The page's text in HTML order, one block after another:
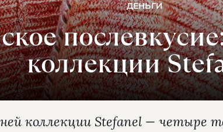
ДЕНЬГИ
коллекции
коллекции Stefanel — четыре